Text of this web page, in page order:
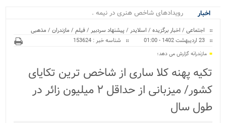
اخبار
رویدادهای شاخص هنری در نیمه نخست _
اجتماعی / اخبار برگزیده / اسلایدر / پیشنهاد سردبیر /فیلم / مازندران / مذهبی
23 اردیبهشت 1402 - 01:00
شناسه خبر : 153624
مازندرانه گزارش می دهد؛
تکیه پهنه کلا ساری از شاخص ترین تکایای
کشور/ میزبانی از حداقل ٢ میلیون زائر در
طول سال